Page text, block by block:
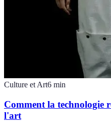
Culture et Art6 min
Comment la technologie
l'art